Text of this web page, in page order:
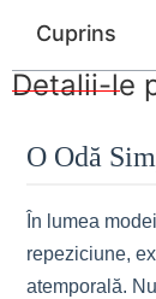
Cuprins
Detalii-le
O Odă
În lumea
repeziciune,
atemporală.